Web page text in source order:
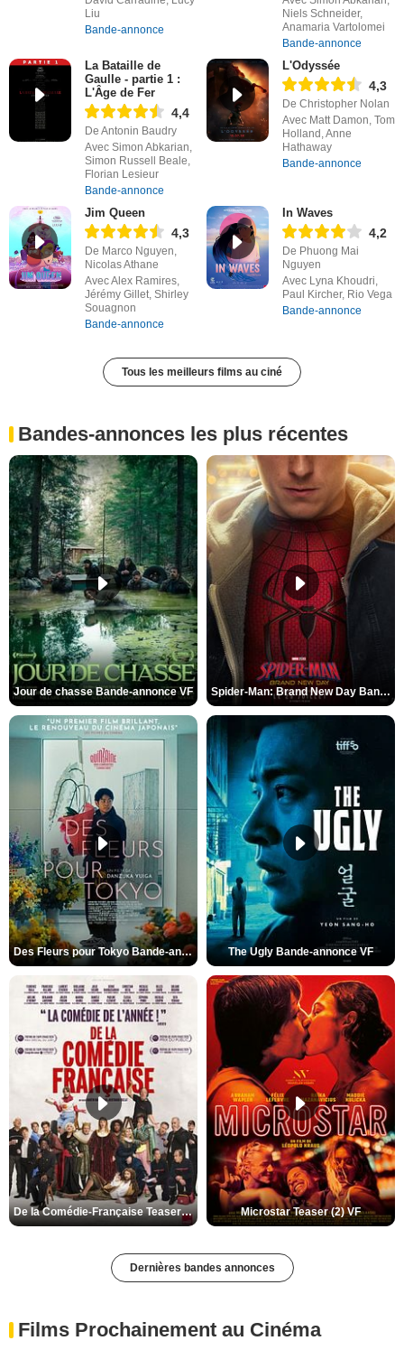
Liu
Bande-annonce
Niels Schneider,
Anamaria Vartolomei
Bande-annonce
La Bataille de
Gaulle - partie 1 :
L'Âge de Fer
4,4
De Antonin Baudry
Avec Simon Abkarian,
Simon Russell Beale,
Florian Lesieur
Bande-annonce
L'Odyssée
4,3
De Christopher Nolan
Avec Matt Damon, Tom
Holland, Anne
Hathaway
Bande-annonce
Jim Queen
4,3
De Marco Nguyen,
Nicolas Athane
Avec Alex Ramires,
Jérémy Gillet, Shirley
Souagnon
Bande-annonce
In Waves
4,2
De Phuong Mai
Nguyen
Avec Lyna Khoudri,
Paul Kircher, Rio Vega
Bande-annonce
Tous les meilleurs films au ciné
Bandes-annonces les plus récentes
Jour de chasse Bande-annonce VF Spider-Man: Brand New Day Bande-annonce (3) VO STFR
Des Fleurs pour Tokyo Bande-annonce VO STFR The Ugly Bande-annonce VF
De la Comédie-Française Teaser (3) VF Microstar Teaser (2) VF
Dernières bandes annonces
Films Prochainement au Cinéma